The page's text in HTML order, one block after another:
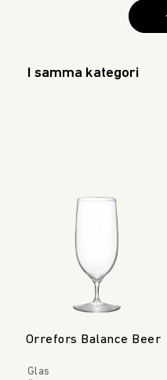
I samma kategori
Orrefors Balance Beer
Glas